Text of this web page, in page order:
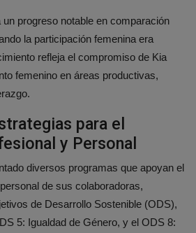
progreso notable en comparación
la participación femenina era
refleja el compromiso de Kia
femenino en áreas productivas,
para el
y Personal
diversos programas que apoyan el
de sus colaboradoras,
de Desarrollo Sostenible (ODS),
5: Igualdad de Género, y el ODS 8: